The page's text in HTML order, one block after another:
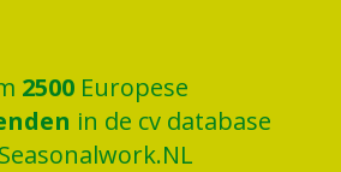
2500 Europese
in de cv database